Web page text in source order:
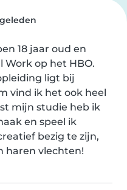
18 jaar oud en
Work op het HBO.
ligt bij
vind ik het ook heel
mijn studie heb ik
en speel ik
bezig te zijn,
haren vlechten!